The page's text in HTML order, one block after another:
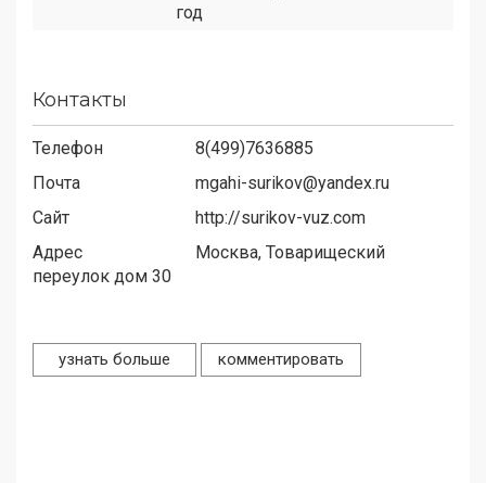
год
Контакты
Телефон
8(499)7636885
Почта
mgahi-surikov@yandex.ru
Сайт
http://surikov-vuz.com
Адрес
Москва, Товарищеский
переулок дом 30
узнать больше комментировать